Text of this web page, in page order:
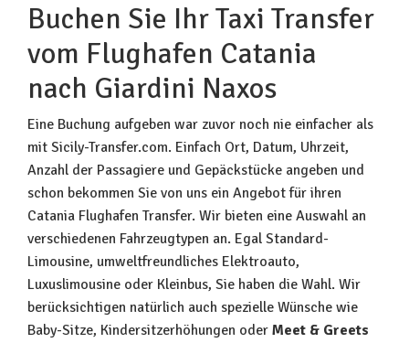
Buchen Sie Ihr Taxi Transfer
vom Flughafen Catania
nach Giardini Naxos
Eine Buchung aufgeben war zuvor noch nie einfacher als
mit Sicily-Transfer.com. Einfach Ort, Datum, Uhrzeit,
Anzahl der Passagiere und Gepäckstücke angeben und
schon bekommen Sie von uns ein Angebot für ihren
Catania Flughafen Transfer. Wir bieten eine Auswahl an
verschiedenen Fahrzeugtypen an. Egal Standard-
Limousine, umweltfreundliches Elektroauto,
Luxuslimousine oder Kleinbus, Sie haben die Wahl. Wir
berücksichtigen natürlich auch spezielle Wünsche wie
Baby-Sitze, Kindersitzerhöhungen oder Meet & Greets